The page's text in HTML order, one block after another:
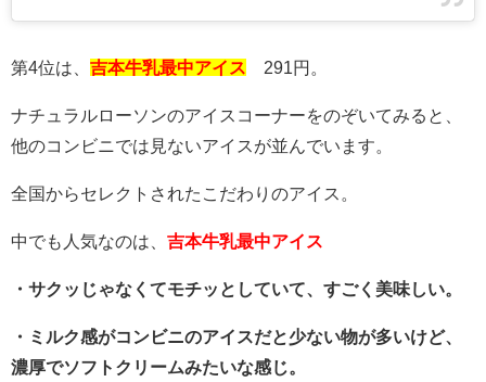
第4位は、 吉本牛乳最中アイス 291円。
ナチュラルローソンのアイスコーナーをのぞいてみると、
他のコンビニでは見ないアイスが並んでいます。
全国からセレクトされたこだわりのアイス。
中でも人気なのは、 吉本牛乳最中アイス
・サクッじゃなくてモチッとしていて、すごく美味しい。
・ミルク感がコンビニのアイスだと少ない物が多いけど、
濃厚でソフトクリームみたいな感じ。